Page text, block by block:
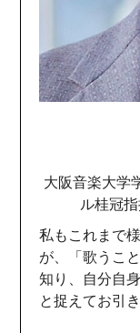
大阪音楽大学
ル桂冠
私もこれまで
が、「歌うこ
知り、自分自
と捉えてお引